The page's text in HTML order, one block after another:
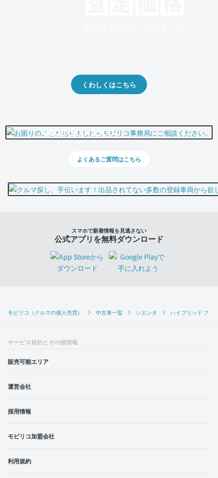
モビリコ（クルマの個人売買） 中古車一覧 シエンタ ハイブリッド ファ
くわしくはこちら
0800-500-5500
よくあるご質問はこちら
スマホで新着情報を見逃さない
公式アプリを無料ダウンロード
サービス規約とその他情報
販売可能エリア
運営会社
採用情報
モビリコ加盟会社
利用規約